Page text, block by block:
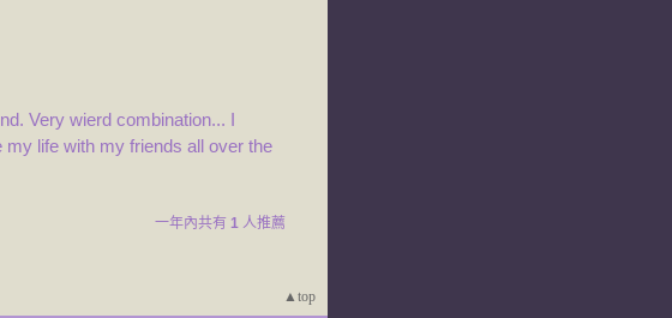
Very wierd combination... I
life with my friends all over the
一年內共有 1 人推薦
▲top